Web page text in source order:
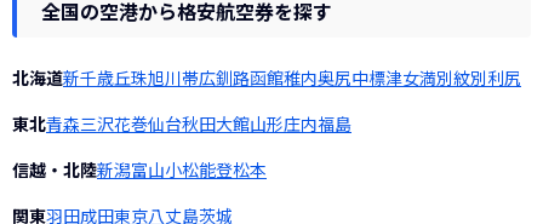
全国の空港から格安航空券を探す
北海道新千歳丘珠旭川 帯広釧路函館稚内奥尻中標津女満別 紋別 利尻
東北青森三沢花巻仙台秋田大館山形庄内福島
信越・北陸新潟富山小松能登松本
関東羽田成田東京八丈島茨城